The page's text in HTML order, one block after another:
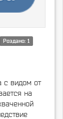
Роздано: 1
с видом от
на